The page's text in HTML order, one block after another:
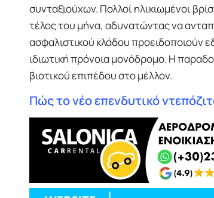
συνταξιούχων. Πολλοί ηλικιωμένοι
τέλος του μήνα, αδυνατώντας να
ασφαλιστικού κλάδου προειδοποιούν
ιδιωτική πρόνοια μονόδρομο. Η
βιοτικού επιπέδου στο μέλλον.
Πώς το νέο επενδυτικό